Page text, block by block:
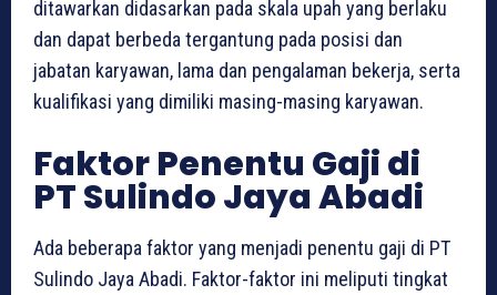
ditawarkan didasarkan pada skala upah yang berlaku
dan dapat berbeda tergantung pada posisi dan
jabatan karyawan, lama dan pengalaman bekerja, serta
kualifikasi yang dimiliki masing-masing karyawan.
Faktor Penentu Gaji di
PT Sulindo Jaya Abadi
Ada beberapa faktor yang menjadi penentu gaji di PT
Sulindo Jaya Abadi. Faktor-faktor ini meliputi tingkat